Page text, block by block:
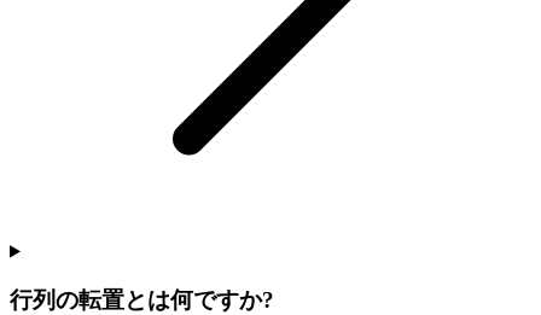
行列の転置とは何ですか?